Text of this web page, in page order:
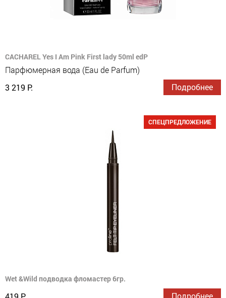
CACHAREL Yes I Am Pink First lady 50ml edP
Парфюмерная вода (Eau de Parfum)
3 219 Р.
Подробнее
СПЕЦПРЕДЛОЖЕНИЕ
Wet &Wild подводка фломастер 6гр.